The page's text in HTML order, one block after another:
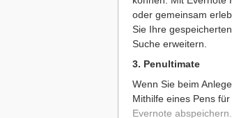
oder gemeinsam
Sie Ihre
Suche erweitern.
3. Penultimate
Wenn Sie beim
Mithilfe eines Pens
Evernote abspeichern.